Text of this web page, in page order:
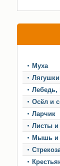
Муха
Лебедь,
Осёл и
Ларчик
Листы и
Мышь и